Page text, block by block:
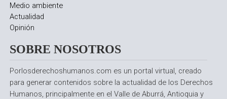
Medio ambiente
Actualidad
Opinión
SOBRE NOSOTROS
Porlosderechoshumanos.com es un portal virtual, creado
para generar contenidos sobre la actualidad de los Derechos
Humanos, principalmente en el Valle de Aburrá, Antioquia y